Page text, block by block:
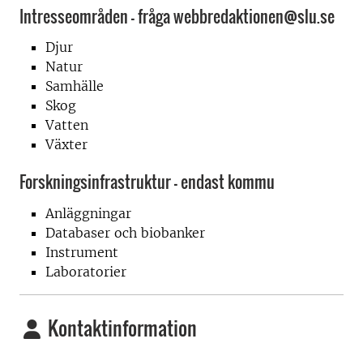
Intresseområden - fråga webbredaktionen@slu.se
Djur
Natur
Samhälle
Skog
Vatten
Växter
Forskningsinfrastruktur - endast kommu
Anläggningar
Databaser och biobanker
Instrument
Laboratorier
Kontaktinformation